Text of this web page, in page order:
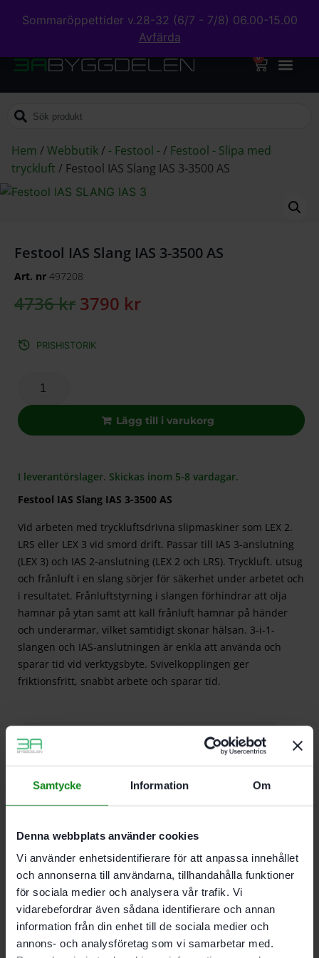
Samtycke Information Om
Denna webbplats använder cookies
Vi använder enhetsidentifierare för att anpassa innehållet
och annonserna till användarna, tillhandahålla funktioner
för sociala medier och analysera vår trafik. Vi
vidarebefordrar även sådana identifierare och annan
information från din enhet till de sociala medier och
annons- och analysföretag som vi samarbetar med.
Sommaröppettider v.28-32 (6/7 - 7/8) 06.00-15.00
Avfärda
0
Hem /Webbutik/ - Festool -/ Festool - Slipa med
tryckluft / Festool IAS Slang IAS 3-3500 AS
Festool IAS Slang IAS 3-3500 AS
Art. nr 497208
4736kr 3790 kr
PRISHISTORIK
Lägg till i varukorg
I leverantörslager. Skickas inom 5-8 vardagar.
Festool IAS Slang IAS 3-3500 AS
Vid arbeten med tryckluftsdrivna slipmaskiner som LEX 2.
LRS eller LEX 3 vid smord drift. Passar till IAS 3-anslutning
(LEX 3) och IAS 2-anslutning (LEX 2 och LRS). Tryckluft. utsug
och frånluft i en slang sörjer för säkerhet under arbetet och
i resultatet. Frånluftstyrning i slangen förhindrar att olja
hamnar på ytan samt att kall frånluft hamnar på händer
och underarmar, vilket samtidigt skonar hälsan. 3-i-1-
slangen och IAS-anslutningen är enkla att använda och
sparar tid vid verktygsbyte. Svivelkopplingen ger
friktionsfritt, snabbt arbete och sparar tid.
Vid arbeten med tryckluftsdrivna slipmaskiner
Passar till IAS 3-anslutning (LEX 3) och IAS 2-
Tryckluft. utsug och frånluft i en slang sörjer för
säkerhet under arbetet och i resultatet
Frånluftstyrning i slangen förhindrar att olja
hamnar på ytan samt att kall frånluft hamnar på
händer och underarmar. vilket samtidigt skonar
hälsan
3-i-1-slangen och IAS-anslutningen är enkla att